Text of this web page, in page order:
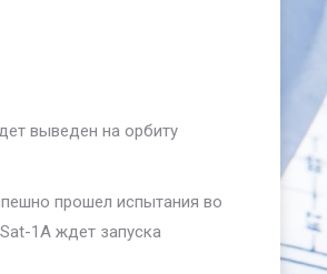
выведен на орбиту
прошел испытания во
1A ждет запуска